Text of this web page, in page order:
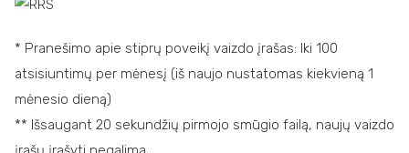
* Pranešimo apie stiprų poveikį vaizdo įrašas: Iki 100
atsisiuntimų per mėnesį (iš naujo nustatomas kiekvieną 1
mėnesio dieną)
** Išsaugant 20 sekundžių pirmojo smūgio failą, naujų vaizdo